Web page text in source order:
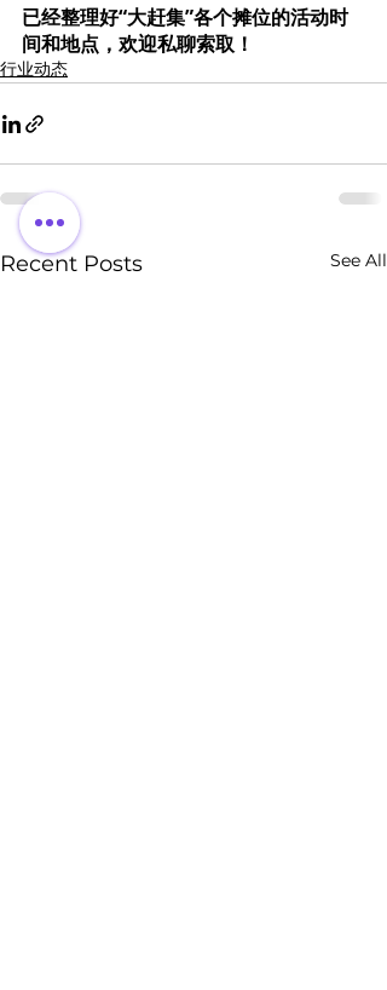
已经整理好“大赶集”各个摊位的活动时
间和地点，欢迎私聊索取！
行业动态
Recent Posts See All